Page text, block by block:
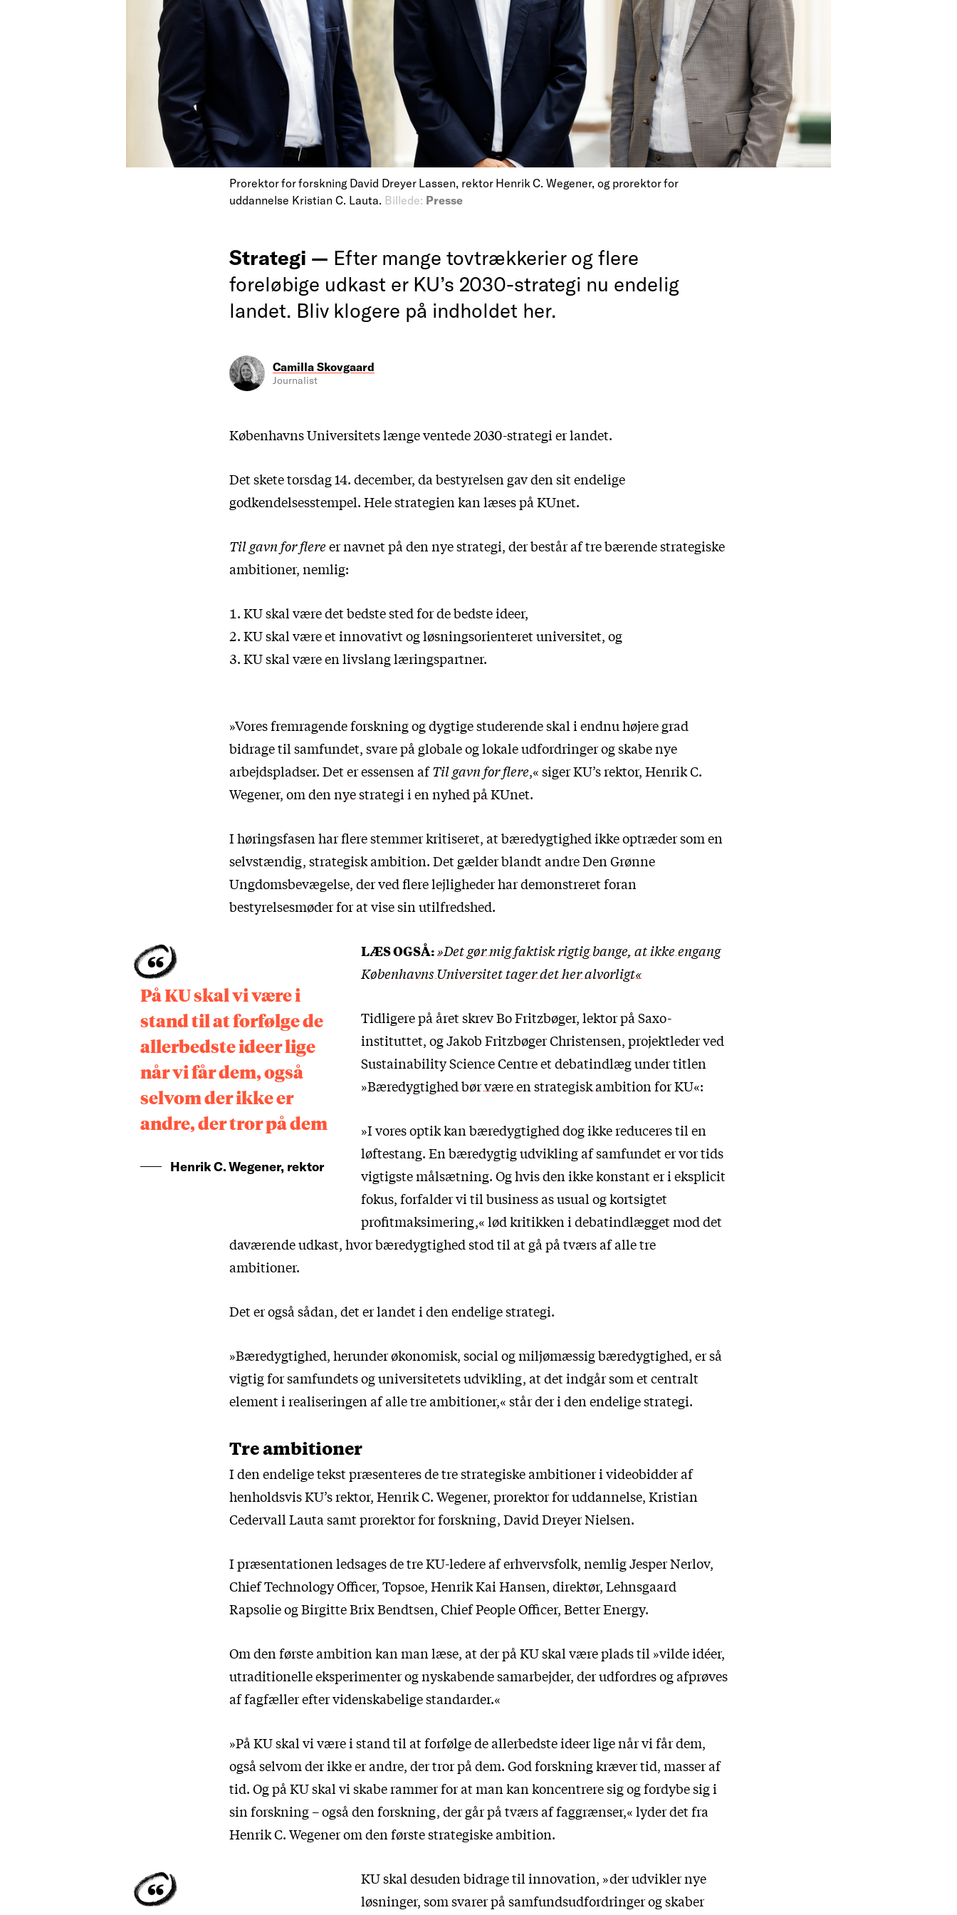
Prorektor for forskning David Dreyer Lassen, rektor Henrik C. Wegener, og prorektor for
uddannelse Kristian C. Lauta. Billede: Presse
Strategi — Efter mange tovtrækkerier og flere
foreløbige udkast er KU’s 2030-strategi nu endelig
landet. Bliv klogere på indholdet her.
Camilla Skovgaard
Journalist
Københavns Universitets længe ventede 2030-strategi er landet.
Det skete torsdag 14. december, da bestyrelsen gav den sit endelige
godkendelsesstempel. Hele strategien kan læses på KUnet.
Til gavn for flereer navnet på den nye strategi, der består af tre bærende strategiske
ambitioner, nemlig:
KU skal være det bedste sted for de bedste ideer,
KU skal være et innovativt og løsningsorienteret universitet, og
KU skal være en livslang læringspartner.
»Vores fremragende forskning og dygtige studerende skal i endnu højere grad
bidrage til samfundet, svare på globale og lokale udfordringer og skabe nye
arbejdspladser. Det er essensen afTil gavn for flere,« siger KU’s rektor, Henrik C.
Wegener, omden nye strategi i en nyhed på KUnet.
I høringsfasen har flere stemmer kritiseret, at bæredygtighed ikke optræder som en
selvstændig, strategisk ambition. Det gælder blandt andre Den Grønne
Ungdomsbevægelse, der ved flere lejligheder har demonstreret foran
bestyrelsesmøder for at vise sin utilfredshed.
På KU skal vi være i
stand til at forfølge de
allerbedste ideer lige
når vi får dem, også
selvom der ikke er
andre, der tror på dem
Henrik C. Wegener, rektor
LÆS OGSÅ:»Det gør mig faktisk rigtig bange, at ikke engang
Københavns Universitet tager det her alvorligt«
Tidligere på året skrev Bo Fritzbøger, lektor på Saxo-
instituttet, og Jakob Fritzbøger Christensen, projektleder ved
Sustainability Science Centre et debatindlæg under titlen
»Bæredygtighed bør være en strategisk ambition for KU«:
»I vores optik kan bæredygtighed dog ikke reduceres til en
løftestang. En bæredygtig udvikling af samfundet er vor tids
vigtigste målsætning. Og hvis den ikke konstant er i eksplicit
fokus, forfalder vi til business as usual og kortsigtet
profitmaksimering,« lød kritikken i debatindlægget mod det
daværende udkast, hvor bæredygtighed stod til at gå på tværs af alle tre
ambitioner.
Det er også sådan, det er landet i den endelige strategi.
»Bæredygtighed, herunder økonomisk, social og miljømæssig bæredygtighed, er så
vigtig for samfundets og universitetets udvikling, at det indgår som et centralt
element i realiseringen af alle tre ambitioner,« står der i den endelige strategi.
Tre ambitioner
I den endelige tekst præsenteres de tre strategiske ambitioner i videobidder af
henholdsvis KU’s rektor, Henrik C. Wegener, prorektor for uddannelse, Kristian
Cedervall Lauta samt prorektor for forskning, David Dreyer Nielsen.
I præsentationen ledsages de tre KU-ledere af erhvervsfolk, nemlig Jesper Nerlov,
Chief Technology Officer, Topsoe, Henrik Kai Hansen, direktør, Lehnsgaard
Rapsolie og Birgitte Brix Bendtsen, Chief People Officer, Better Energy.
Om den første ambition kan man læse, at der på KU skal være plads til »vilde idéer,
utraditionelle eksperimenter og nyskabende samarbejder, der udfordres og afprøves
af fagfæller efter videnskabelige standarder.«
»På KU skal vi være i stand til at forfølge de allerbedste ideer lige når vi får dem,
også selvom der ikke er andre, der tror på dem. God forskning kræver tid, masser af
tid. Og på KU skal vi skabe rammer for at man kan koncentrere sig og fordybe sig i
sin forskning – også den forskning, der går på tværs af faggrænser,« lyder det fra
Henrik C. Wegener om den første strategiske ambition.
KU skal desuden bidrage til innovation, »der udvikler nye
løsninger, som svarer på samfundsudfordringer og skaber